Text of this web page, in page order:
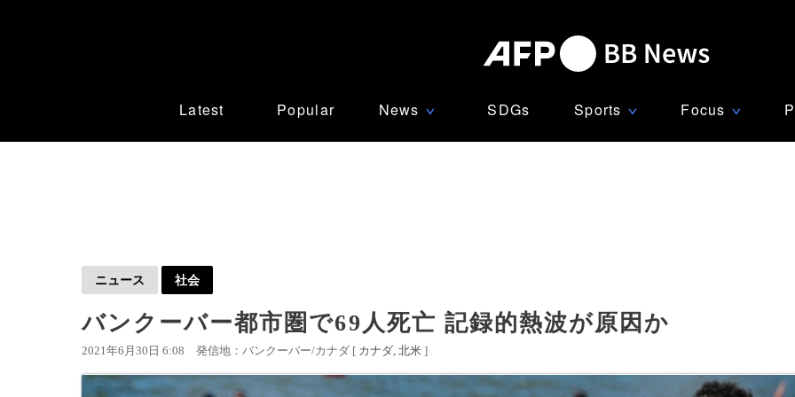
Latest Popular News ∨ SDGs Sports ∨ Focus ∨
ニュース 社会
バンクーバー都市圏で69人死亡 記録的熱波が原因か
2021年6月30日 6:08 発信地：バンクーバー/カナダ [ カナダ 北米 ]